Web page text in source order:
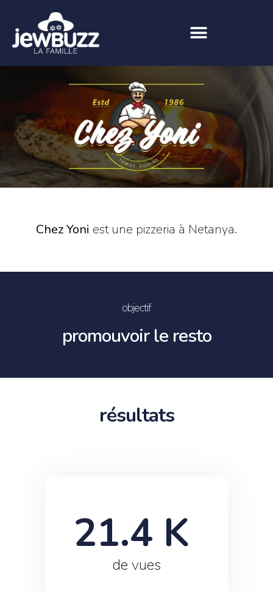
Chez Yoni est une pizzeria à Netanya.
objectif
promouvoir le resto
résultats
de vues
21.4 K